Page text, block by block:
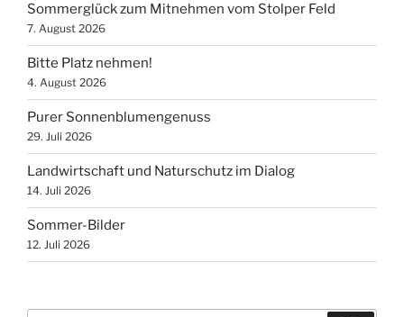
Sommerglück zum Mitnehmen vom Stolper Feld
7. August 2026
Bitte Platz nehmen!
4. August 2026
Purer Sonnenblumengenuss
29. Juli 2026
Landwirtschaft und Naturschutz im Dialog
14. Juli 2026
Sommer-Bilder
12. Juli 2026